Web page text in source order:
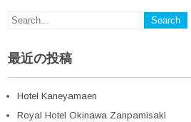
最近の投稿
Hotel Kaneyamaen
Royal Hotel Okinawa Zanpamisaki